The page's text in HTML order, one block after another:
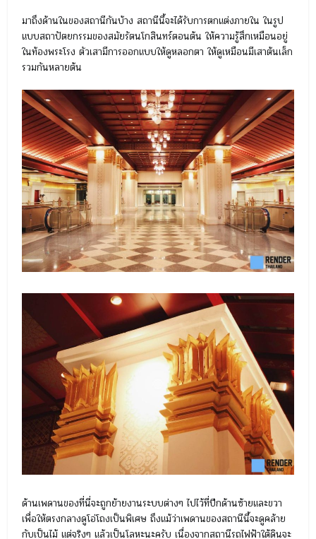
มาถึงด้านในของสถานีกันบ้าง สถานีนี้จะได้รับการตกแต่งภายใน ในรูป
แบบสถาปัตยกรรมของสมัยรัตนโกสินทร์ตอนต้น ให้ความรู้สึกเหมือนอยู่
ในท้องพระโรง ตัวเสามีการออกแบบให้ดูหลอกตา ให้ดูเหมือนมีเสาต้นเล็ก
รวมกันหลายต้น
ด้านเพดานของที่นี่จะถูกย้ายงานระบบต่างๆ ไปไว้ที่ปีกด้านซ้ายและขวา
เพื่อให้ตรงกลางดูโอ่โถงเป็นพิเศษ ถึงแม้ว่าเพดานของสถานีนี้จะดูคล้าย
กับเป็นไม้ แต่จริงๆ แล้วเป็นโลหะนะครับ เนื่องจากสถานีรถไฟฟ้าใต้ดินจะ